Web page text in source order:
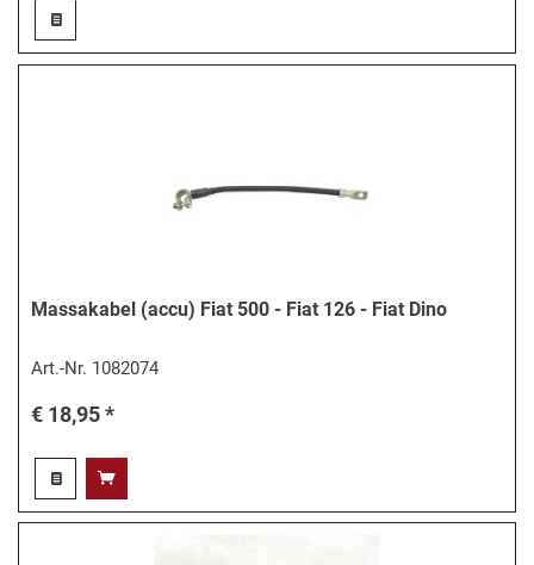
Massakabel (accu) Fiat 500 - Fiat 126 - Fiat Dino
Art.-Nr. 1082074
€ 18,95 *